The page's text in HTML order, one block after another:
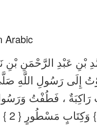
Arabic
بْنِ عَبْدِ الرَّحْمَنِ
رَسُولِ اللَّهِ صَلَّى
، فَطُفْتُ